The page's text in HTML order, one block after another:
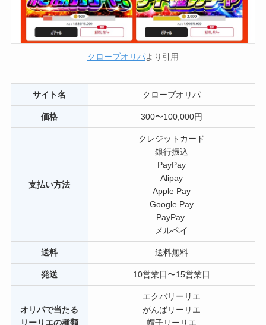
クローブオリパより引用
サイト名 クローブオリパ
価格 300〜100,000円
支払い方法
クレジットカード
銀行振込
PayPay
Alipay
Apple Pay
Google Pay
PayPay
メルペイ
送料 送料無料
発送 10営業日〜15営業日
オリパで当たる
リーリエの種類
エクバリーリエ
がんばリーリエ
帽子リーリエ